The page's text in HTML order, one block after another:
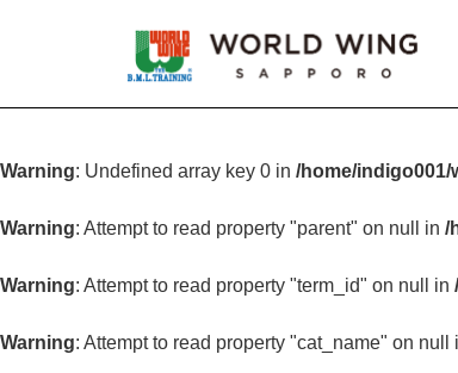
Warning: Undefined array key 0 in /home/
Warning: Attempt to read property "parent" on null in /
Warning: Attempt to read property "term_id" on null in
Warning: Attempt to read property "cat_name" on null